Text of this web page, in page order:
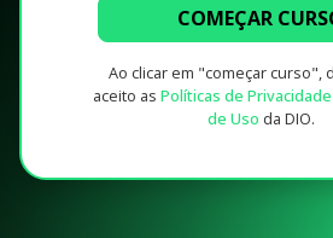
COMEÇAR
Ao clicar em "começar curso",
aceito as Políticas de Privacidade
de Uso da DIO.